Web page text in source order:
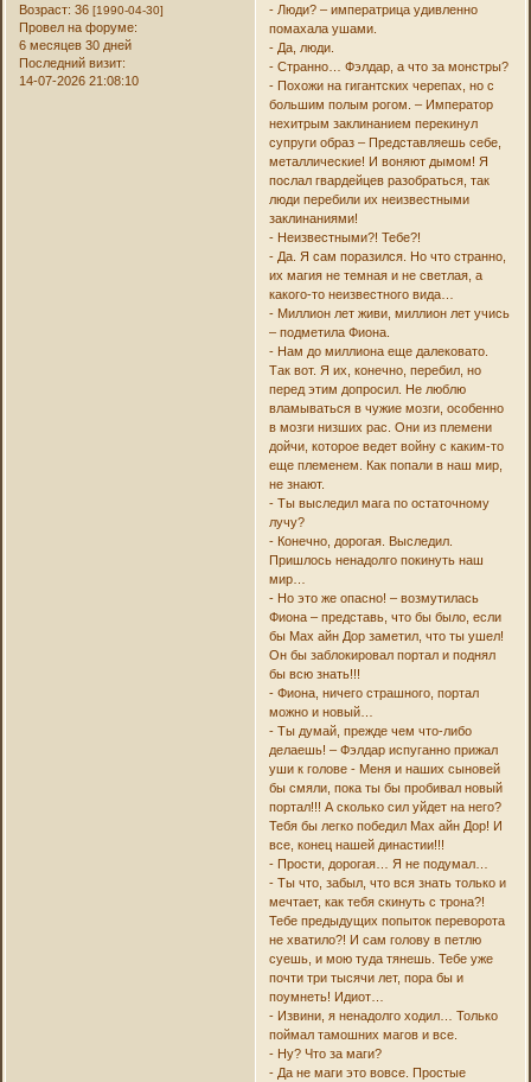
Возраст: 36[1990-04-30]
Провел на форуме:
6 месяцев 30 дней
Последний визит:
14-07-2026 21:08:10
- Люди? – императрица удивленно
помахала ушами.
- Да, люди.
- Странно… Фэлдар, а что за монстры?
- Похожи на гигантских черепах, но с
большим полым рогом. – Император
нехитрым заклинанием перекинул
супруги образ – Представляешь себе,
металлические! И воняют дымом! Я
послал гвардейцев разобраться, так
люди перебили их неизвестными
заклинаниями!
- Неизвестными?! Тебе?!
- Да. Я сам поразился. Но что странно,
их магия не темная и не светлая, а
какого-то неизвестного вида…
- Миллион лет живи, миллион лет учись
– подметила Фиона.
- Нам до миллиона еще далековато.
Так вот. Я их, конечно, перебил, но
перед этим допросил. Не люблю
вламываться в чужие мозги, особенно
в мозги низших рас. Они из племени
дойчи, которое ведет войну с каким-то
еще племенем. Как попали в наш мир,
не знают.
- Ты выследил мага по остаточному
лучу?
- Конечно, дорогая. Выследил.
Пришлось ненадолго покинуть наш
мир…
- Но это же опасно! – возмутилась
Фиона – представь, что бы было, если
бы Мах айн Дор заметил, что ты ушел!
Он бы заблокировал портал и поднял
бы всю знать!!!
- Фиона, ничего страшного, портал
можно и новый…
- Ты думай, прежде чем что-либо
делаешь! – Фэлдар испуганно прижал
уши к голове - Меня и наших сыновей
бы смяли, пока ты бы пробивал новый
портал!!! А сколько сил уйдет на него?
Тебя бы легко победил Мах айн Дор! И
все, конец нашей династии!!!
- Прости, дорогая… Я не подумал…
- Ты что, забыл, что вся знать только и
мечтает, как тебя скинуть с трона?!
Тебе предыдущих попыток переворота
не хватило?! И сам голову в петлю
суешь, и мою туда тянешь. Тебе уже
почти три тысячи лет, пора бы и
поумнеть! Идиот…
- Извини, я ненадолго ходил… Только
поймал тамошних магов и все.
- Ну? Что за маги?
- Да не маги это вовсе. Простые